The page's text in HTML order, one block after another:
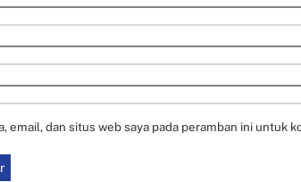
email, dan situs web saya pada peramban ini untuk